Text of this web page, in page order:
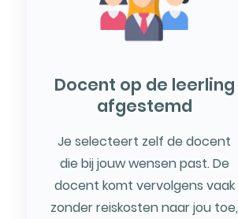
Docent op de leerling
afgestemd
Je selecteert zelf de docent
die bij jouw wensen past. De
docent komt vervolgens vaak
zonder reiskosten naar jou toe,